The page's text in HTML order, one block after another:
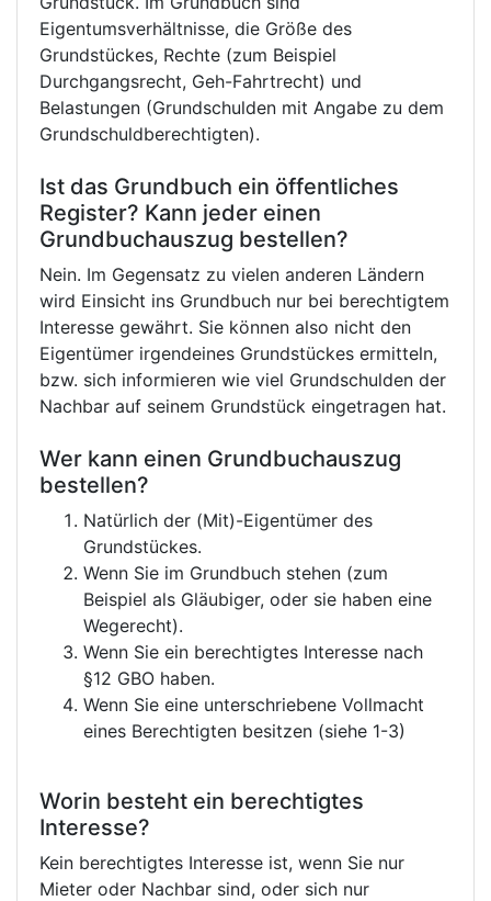
Eigentumsverhältnisse, die Größe des
Grundstückes, Rechte (zum Beispiel
Durchgangsrecht, Geh-Fahrtrecht) und
Belastungen (Grundschulden mit Angabe zu dem
Grundschuldberechtigten).
Ist das Grundbuch ein öffentliches
Register? Kann jeder einen
Grundbuchauszug bestellen?
Nein. Im Gegensatz zu vielen anderen Ländern
wird Einsicht ins Grundbuch nur bei berechtigtem
Interesse gewährt. Sie können also nicht den
Eigentümer irgendeines Grundstückes ermitteln,
bzw. sich informieren wie viel Grundschulden der
Nachbar auf seinem Grundstück eingetragen hat.
Wer kann einen Grundbuchauszug
bestellen?
Natürlich der (Mit)-Eigentümer des
Grundstückes.
Wenn Sie im Grundbuch stehen (zum
Beispiel als Gläubiger, oder sie haben eine
Wegerecht).
Wenn Sie ein berechtigtes Interesse nach
§12 GBO haben.
Wenn Sie eine unterschriebene Vollmacht
eines Berechtigten besitzen (siehe 1-3)
Worin besteht ein berechtigtes
Interesse?
Kein berechtigtes Interesse ist, wenn Sie nur
Mieter oder Nachbar sind, oder sich nur